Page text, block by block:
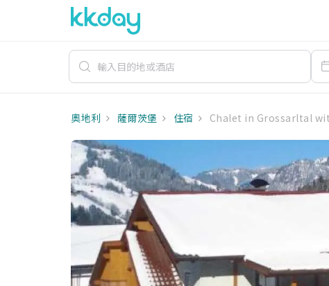
奧地利 薩爾茨堡 住宿 Chalet in Grossarltal